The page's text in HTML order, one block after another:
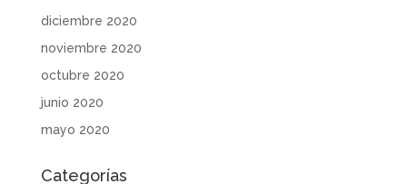
diciembre 2020
noviembre 2020
octubre 2020
junio 2020
mayo 2020
Categorías